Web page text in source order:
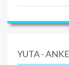
YUTA -